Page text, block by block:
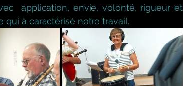
application, envie, volonté, rigueur et
qui à caractérisé notre travail.